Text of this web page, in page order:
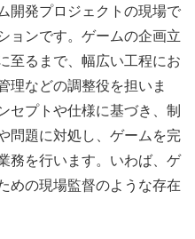
開発プロジェクトの現場で
ョンです。ゲームの企画立
至るまで、幅広い工程にお
理などの調整役を担いま
セプトや仕様に基づき、制
問題に対処し、ゲームを完
務を行います。いわば、ゲ
めの現場監督のような存在